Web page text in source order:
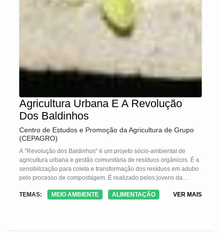
Agricultura Urbana E A Revolução
Dos Baldinhos
Centro de Estudos e Promoção da Agricultura de Grupo
(CEPAGRO)
A "Revolução dos Baldinhos" é um projeto sócio-ambiental de
agricultura urbana e gestão comunitária de resíduos orgânicos. É a
sensibilização para coleta e transformação dos resíduos em adubo
pelo processo de compostagem. É realizado pelos jovens da
TEMAS:
MEIO AMBIENTE ALIMENTAÇÃO VER MAIS